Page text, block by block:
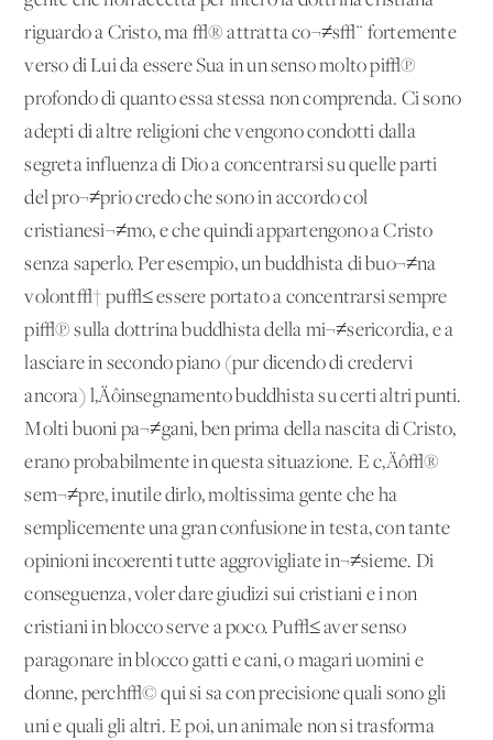
riguardo a Cristo, ma √® attratta co¬≠s√¨ fortemente
verso di Lui da essere Sua in un senso molto pi√π
profondo di quanto essa stessa non comprenda. Ci sono
adepti di altre religioni che vengono condotti dalla
segreta influenza di Dio a concentrarsi su quelle parti
del pro¬≠prio credo che sono in accordo col
cristianesi¬≠mo, e che quindi appartengono a Cristo
senza saperlo. Per esempio, un buddhista di buo¬≠na
volont√† pu√≤ essere portato a concentrarsi sempre
pi√π sulla dottrina buddhista della mi¬≠sericordia, e a
lasciare in secondo piano (pur dicendo di credervi
ancora) l‚Äôinsegnamento buddhista su certi altri punti.
Molti buoni pa¬≠gani, ben prima della nascita di Cristo,
erano probabilmente in questa situazione. E c‚Äô√®
sem¬≠pre, inutile dirlo, moltissima gente che ha
semplicemente una gran confusione in testa, con tante
opinioni incoerenti tutte aggrovigliate in¬≠sieme. Di
conseguenza, voler dare giudizi sui cristiani e i non
cristiani in blocco serve a poco. Pu√≤ aver senso
paragonare in blocco gatti e cani, o magari uomini e
donne, perch√© qui si sa con precisione quali sono gli
uni e quali gli altri. E poi, un animale non si trasforma